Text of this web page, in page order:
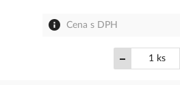
Cena s DPH
ks